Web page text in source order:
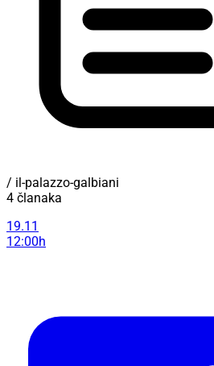
/ il-palazzo-galbiani
4 članaka
19.11
12:00h